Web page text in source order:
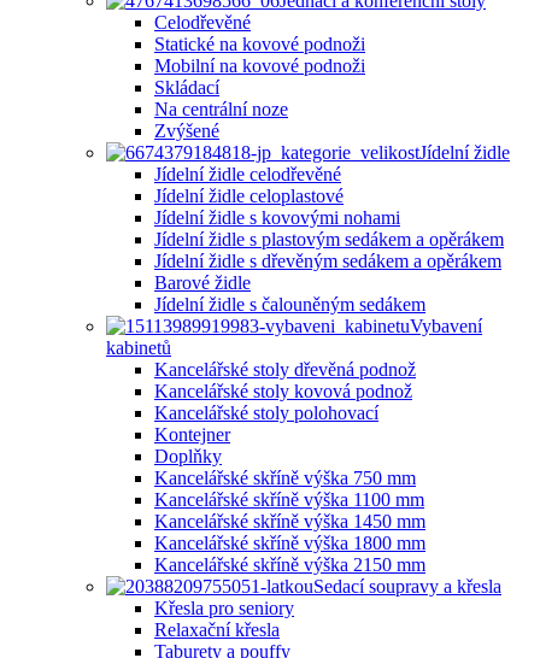
Celodřevěné
Statické na kovové podnoži
Mobilní na kovové podnoži
Skládací
Na centrální noze
Zvýšené
Jídelní židle
Jídelní židle celodřevěné
Jídelní židle celoplastové
Jídelní židle s kovovými nohami
Jídelní židle s plastovým sedákem a opěrákem
Jídelní židle s dřevěným sedákem a opěrákem
Barové židle
Jídelní židle s čalouněným sedákem
Vybavení
kabinetů
Kancelářské stoly dřevěná podnož
Kancelářské stoly kovová podnož
Kancelářské stoly polohovací
Kontejner
Doplňky
Kancelářské skříně výška 750 mm
Kancelářské skříně výška 1100 mm
Kancelářské skříně výška 1450 mm
Kancelářské skříně výška 1800 mm
Kancelářské skříně výška 2150 mm
Sedací soupravy a křesla
Křesla pro seniory
Relaxační křesla
Taburety a pouffy